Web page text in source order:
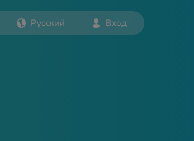
Русский Вход